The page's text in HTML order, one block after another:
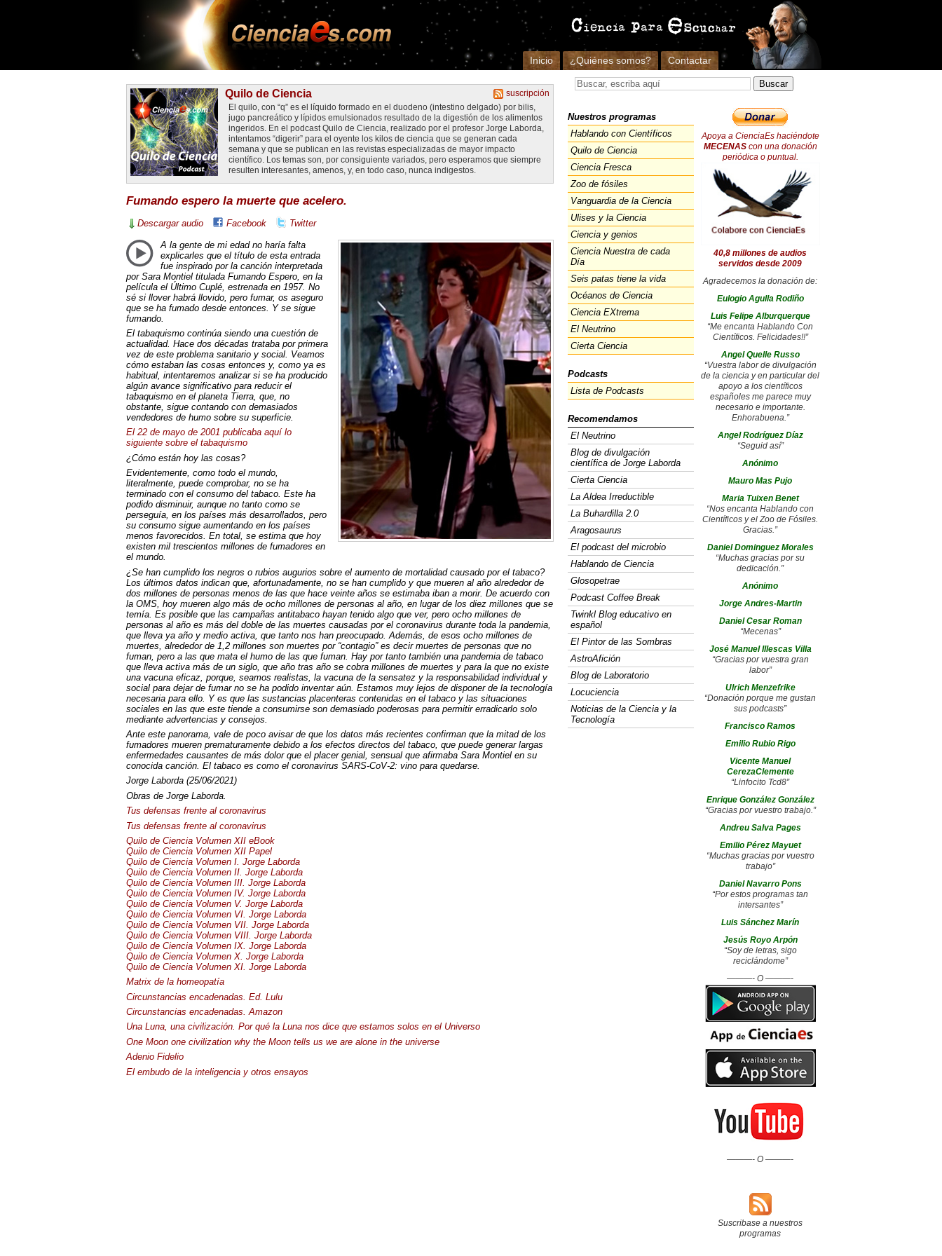
Inicio ¿Quiénes somos? Contactar
suscripción
Quilo de Ciencia
El quilo, con “q” es el líquido formado en el duodeno (intestino delgado) por bilis,
jugo pancreático y lípidos emulsionados resultado de la digestión de los alimentos
ingeridos. En el podcast Quilo de Ciencia, realizado por el profesor Jorge Laborda,
intentamos “digerir” para el oyente los kilos de ciencia que se generan cada
semana y que se publican en las revistas especializadas de mayor impacto
científico. Los temas son, por consiguiente variados, pero esperamos que siempre
resulten interesantes, amenos, y, en todo caso, nunca indigestos.
Fumando espero la muerte que acelero.
Descargar audio Facebook Twitter
A la gente de mi edad no haría falta
explicarles que el título de esta entrada
fue inspirado por la canción interpretada
por Sara Montiel titulada Fumando Espero, en la
película el Último Cuplé, estrenada en 1957. No
sé si llover habrá llovido, pero fumar, os aseguro
que se ha fumado desde entonces. Y se sigue
fumando.
El tabaquismo continúa siendo una cuestión de
actualidad. Hace dos décadas trataba por primera
vez de este problema sanitario y social. Veamos
cómo estaban las cosas entonces y, como ya es
habitual, intentaremos analizar si se ha producido
algún avance significativo para reducir el
tabaquismo en el planeta Tierra, que, no
obstante, sigue contando con demasiados
vendedores de humo sobre su superficie.
El 22 de mayo de 2001 publicaba aquí lo
siguiente sobre el tabaquismo
¿Cómo están hoy las cosas?
Evidentemente, como todo el mundo,
literalmente, puede comprobar, no se ha
terminado con el consumo del tabaco. Este ha
podido disminuir, aunque no tanto como se
perseguía, en los países más desarrollados, pero
su consumo sigue aumentando en los países
menos favorecidos. En total, se estima que hoy
existen mil trescientos millones de fumadores en
el mundo.
¿Se han cumplido los negros o rubios augurios sobre el aumento de mortalidad causado por el tabaco?
Los últimos datos indican que, afortunadamente, no se han cumplido y que mueren al año alrededor de
dos millones de personas menos de las que hace veinte años se estimaba iban a morir. De acuerdo con
la OMS, hoy mueren algo más de ocho millones de personas al año, en lugar de los diez millones que se
temía. Es posible que las campañas antitabaco hayan tenido algo que ver, pero ocho millones de
personas al año es más del doble de las muertes causadas por el coronavirus durante toda la pandemia,
que lleva ya año y medio activa, que tanto nos han preocupado. Además, de esos ocho millones de
muertes, alrededor de 1,2 millones son muertes por “contagio” es decir muertes de personas que no
fuman, pero a las que mata el humo de las que fuman. Hay por tanto también una pandemia de tabaco
que lleva activa más de un siglo, que año tras año se cobra millones de muertes y para la que no existe
una vacuna eficaz, porque, seamos realistas, la vacuna de la sensatez y la responsabilidad individual y
social para dejar de fumar no se ha podido inventar aún. Estamos muy lejos de disponer de la tecnología
necesaria para ello. Y es que las sustancias placenteras contenidas en el tabaco y las situaciones
sociales en las que este tiende a consumirse son demasiado poderosas para permitir erradicarlo solo
mediante advertencias y consejos.
Ante este panorama, vale de poco avisar de que los datos más recientes confirman que la mitad de los
fumadores mueren prematuramente debido a los efectos directos del tabaco, que puede generar largas
enfermedades causantes de más dolor que el placer genial, sensual que afirmaba Sara Montiel en su
conocida canción. El tabaco es como el coronavirus SARS-CoV-2: vino para quedarse.
Jorge Laborda (25/06/2021)
Obras de Jorge Laborda.
Tus defensas frente al coronavirus
Tus defensas frente al coronavirus
Quilo de Ciencia Volumen XIIeBook
Quilo de Ciencia Volumen XIIPapel
Quilo de Ciencia Volumen I. Jorge Laborda
Quilo de Ciencia Volumen II. Jorge Laborda
Quilo de Ciencia Volumen III. Jorge Laborda
Quilo de Ciencia Volumen IV. Jorge Laborda
Quilo de Ciencia Volumen V. Jorge Laborda
Quilo de Ciencia Volumen VI. Jorge Laborda
Quilo de Ciencia Volumen VII. Jorge Laborda
Quilo de Ciencia Volumen VIII. Jorge Laborda
Quilo de Ciencia Volumen IX. Jorge Laborda
Quilo de Ciencia Volumen X. Jorge Laborda
Quilo de Ciencia Volumen XI. Jorge Laborda
Matrix de la homeopatía
Circunstancias encadenadas. Ed. Lulu
Circunstancias encadenadas. Amazon
Una Luna, una civilización. Por qué la Luna nos dice que estamos solos en el Universo
One Moon one civilization why the Moon tells us we are alone in the universe
Adenio Fidelio
El embudo de la inteligencia y otros ensayos
Nuestros programas
Hablando con Científicos
Quilo de Ciencia
Ciencia Fresca
Zoo de fósiles
Vanguardia de la Ciencia
Ulises y la Ciencia
Ciencia y genios
Ciencia Nuestra de cada
Día
Seis patas tiene la vida
Océanos de Ciencia
Ciencia EXtrema
El Neutrino
Cierta Ciencia
Podcasts
Lista de Podcasts
Recomendamos
El Neutrino
Blog de divulgación
científica de Jorge Laborda
Cierta Ciencia
La Aldea Irreductible
La Buhardilla 2.0
Aragosaurus
El podcast del microbio
Hablando de Ciencia
Glosopetrae
Podcast Coffee Break
Twinkl Blog educativo en
español
El Pintor de las Sombras
AstroAfición
Blog de Laboratorio
Locuciencia
Noticias de la Ciencia y la
Tecnología
Apoya a CienciaEs haciéndote
MECENAScon una donación
periódica o puntual.
40,8 millones de audios
servidos desde 2009
Agradecemos la donación de:
Eulogio Agulla Rodiño
Luis Felipe Alburquerque
“Me encanta Hablando Con
Científicos. Felicidades!!”
Angel Quelle Russo
“Vuestra labor de divulgación
de la ciencia y en particular del
apoyo a los científicos
españoles me parece muy
necesario e importante.
Enhorabuena.”
Angel Rodríguez Díaz
“Seguid así”
Anónimo
Mauro Mas Pujo
Maria Tuixen Benet
“Nos encanta Hablando con
Científicos y el Zoo de Fósiles.
Gracias.”
Daniel Dominguez Morales
“Muchas gracias por su
dedicación.”
Anónimo
Jorge Andres-Martin
Daniel Cesar Roman
“Mecenas”
José Manuel Illescas Villa
“Gracias por vuestra gran
labor”
Ulrich Menzefrike
“Donación porque me gustan
sus podcasts”
Francisco Ramos
Emilio Rubio Rigo
Vicente Manuel
CerezaClemente
“Linfocito Tcd8”
Enrique González González
“Gracias por vuestro trabajo.”
Andreu Salva Pages
Emilio Pérez Mayuet
“Muchas gracias por vuestro
trabajo”
Daniel Navarro Pons
“Por estos programas tan
intersantes”
Luis Sánchez Marín
Jesús Royo Arpón
“Soy de letras, sigo
reciclándome”
———- O ———-
———- O ———-
Suscribase a nuestros
programas